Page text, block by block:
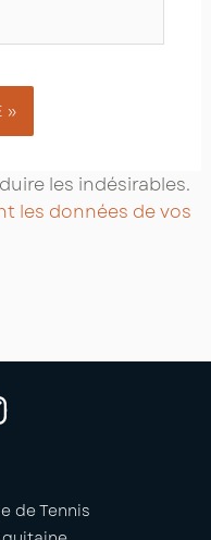
les indésirables.
les données de vos
de Tennis